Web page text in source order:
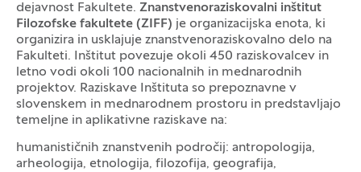
dejavnost Fakultete. Znanstvenoraziskovalni inštitut
Filozofske fakultete (ZIFF) je organizacijska enota, ki
organizira in usklajuje znanstvenoraziskovalno delo na
Fakulteti. Inštitut povezuje okoli 450 raziskovalcev in
letno vodi okoli 100 nacionalnih in mednarodnih
projektov. Raziskave Inštituta so prepoznavne v
slovenskem in mednarodnem prostoru in predstavljajo
temeljne in aplikativne raziskave na:
humanističnih znanstvenih področij: antropologija,
arheologija, etnologija, filozofija, geografija,